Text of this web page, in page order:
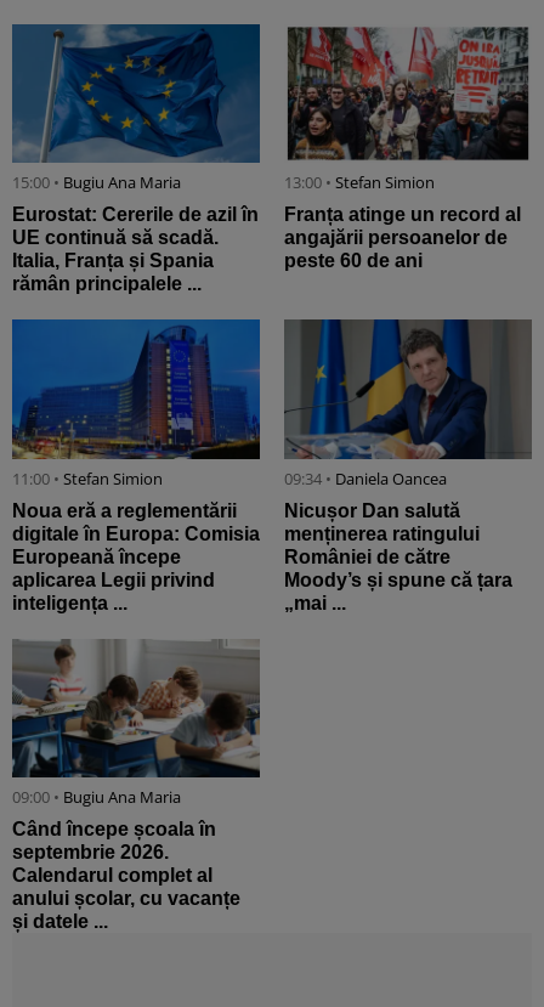
15:00 • Bugiu ⁠Ana Maria
Eurostat: Cererile de azil în
UE continuă să scadă.
Italia, Franța și Spania
rămân principalele ...
13:00 • Stefan Simion
Franța atinge un record al
angajării persoanelor de
peste 60 de ani
11:00 • Stefan Simion
Noua eră a reglementării
digitale în Europa: Comisia
Europeană începe
aplicarea Legii privind
inteligența ...
09:34 • Daniela Oancea
Nicușor Dan salută
menținerea ratingului
României de către
Moody’s și spune că țara
„mai ...
09:00 • Bugiu ⁠Ana Maria
Când începe școala în
septembrie 2026.
Calendarul complet al
anului școlar, cu vacanțe
și datele ...